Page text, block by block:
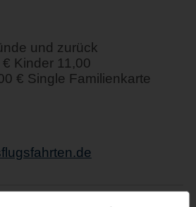
und zurück
Kinder 11,00
€ Single Familienkarte